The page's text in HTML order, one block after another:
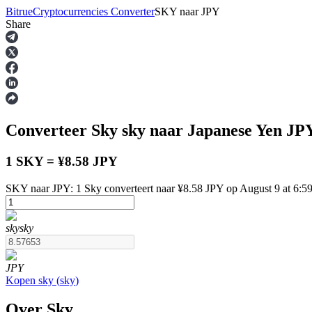
Termijncontracten
USDT-futures
Futures met USDT als onderpand
BitrueCryptocurrencies ConverterSKY naar JPY
Share
Converteer Sky sky naar Japanese Yen
1 SKY = ¥8.58 JPY
SKY naar JPY: 1 Sky converteert naar ¥8.58 JPY op August 9 at
skysky
JPY
Kopen sky (sky)